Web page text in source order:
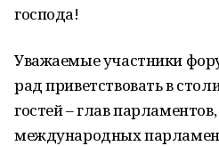
господа!
Уважаемые участники
рад приветствовать в
гостей – глав
международных